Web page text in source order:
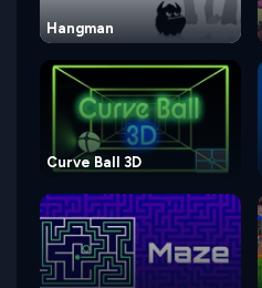
Hangman
Curve Ball 3D